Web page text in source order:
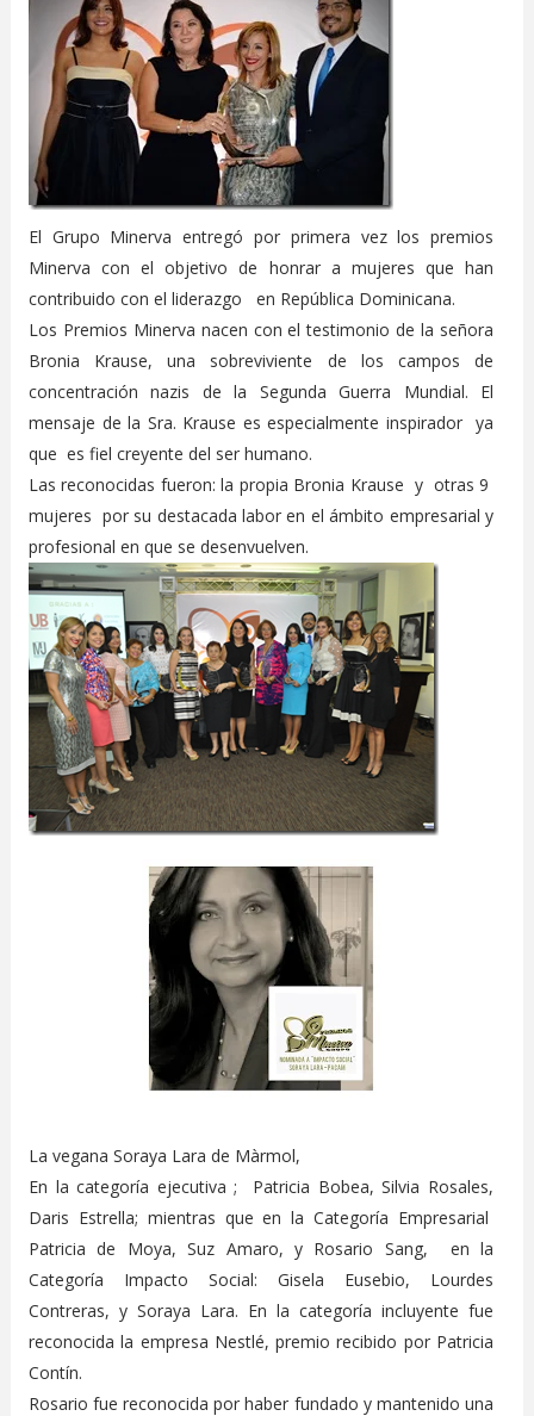
El Grupo Minerva entregó por primera vez los premios
Minerva con el objetivo de honrar a mujeres que han
contribuido con el liderazgo en República Dominicana.
Los Premios Minerva nacen con el testimonio de la señora
Bronia Krause, una sobreviviente de los campos de
concentración nazis de la Segunda Guerra Mundial. El
mensaje de la Sra. Krause es especialmente inspirador ya
que es fiel creyente del ser humano.
Las reconocidas fueron: la propia Bronia Krause y otras 9
mujeres por su destacada labor en el ámbito empresarial y
profesional en que se desenvuelven.
La vegana Soraya Lara de Màrmol,
En la categoría ejecutiva ; Patricia Bobea, Silvia Rosales,
Daris Estrella; mientras que en la Categoría Empresarial
Patricia de Moya, Suz Amaro, y Rosario Sang, en la
Categoría Impacto Social: Gisela Eusebio, Lourdes
Contreras, y Soraya Lara. En la categoría incluyente fue
reconocida la empresa Nestlé, premio recibido por Patricia
Contín.
Rosario fue reconocida por haber fundado y mantenido una